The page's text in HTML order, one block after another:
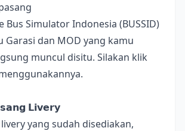
Bus Simulator Indonesia (BUSSID)
Garasi dan MOD yang kamu
muncul disitu. Silakan klik
𝗟𝗶𝘃𝗲𝗿𝘆
yang sudah disediakan,